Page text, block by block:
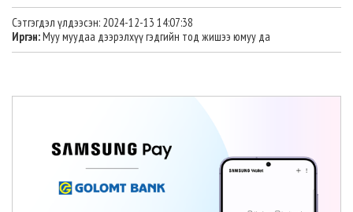
Сэтгэгдэл үлдээсэн: 2024-12-13 14:07:38
Иргэн:Муу муудаа дээрэлхүү гэдгийн тод жишээ юмуу да